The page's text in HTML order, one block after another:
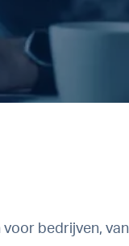
bedrijven, van